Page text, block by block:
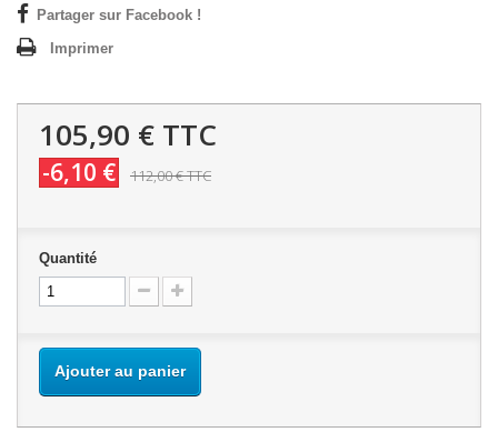
Partager sur Facebook !
Imprimer
105,90 € TTC
-6,10 € 112,00 €TTC
Quantité
Ajouter au panier